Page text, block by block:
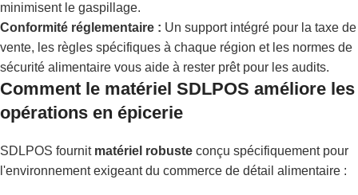
minimisent le gaspillage.
Conformité réglementaire : Un support intégré pour la taxe de
vente, les règles spécifiques à chaque région et les normes de
sécurité alimentaire vous aide à rester prêt pour les audits.
Comment le matériel SDLPOS améliore les
opérations en épicerie
SDLPOS fournit matériel robuste conçu spécifiquement pour
l'environnement exigeant du commerce de détail alimentaire :